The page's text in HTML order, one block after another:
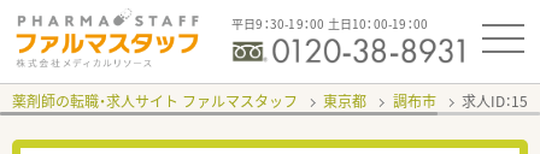
平日9：30-19：00 土日10：00-19：00
薬剤師の転職・求人サイト ファルマスタッフ 東京都 調布市 求人ID：